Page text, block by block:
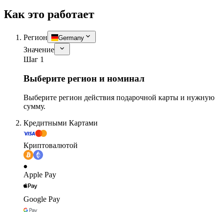
Как это работает
Регион Germany
Значение
Шаг 1
Выберите регион и номинал
Выберите регион действия подарочной карты и нужную
сумму.
Кредитными Картами
Криптовалютой
Apple Pay
Google Pay